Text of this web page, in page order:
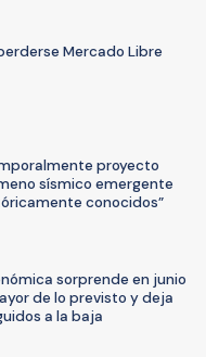
Mercado Libre
proyecto
sísmico emergente
conocidos”
sorprende en junio
de lo previsto y deja
a la baja